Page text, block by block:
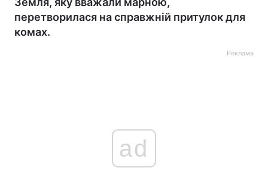
перетворилася на справжній притулок для
комах.
Реклама
ad